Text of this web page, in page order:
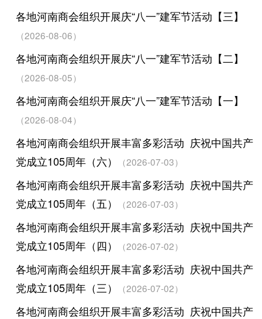
各地河南商会组织开展庆“八一”建军节活动【三】
（2026-08-06）
各地河南商会组织开展庆“八一”建军节活动【二】
（2026-08-05）
各地河南商会组织开展庆“八一”建军节活动【一】
（2026-08-04）
各地河南商会组织开展丰富多彩活动 庆祝中国共产
党成立105周年（六）
（2026-07-03）
各地河南商会组织开展丰富多彩活动 庆祝中国共产
党成立105周年（五）
（2026-07-03）
各地河南商会组织开展丰富多彩活动 庆祝中国共产
党成立105周年（四）
（2026-07-02）
各地河南商会组织开展丰富多彩活动 庆祝中国共产
党成立105周年（三）
（2026-07-02）
各地河南商会组织开展丰富多彩活动 庆祝中国共产